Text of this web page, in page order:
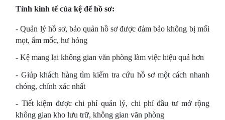
Tính kinh tế của kệ để hồ sơ:
- Quản lý hồ sơ, bảo quản hồ sơ được đảm bảo không bị mối
mọt, ẩm mốc, hư hỏng
- Kệ mang lại không gian văn phòng làm việc hiệu quả hơn
- Giúp khách hàng tìm kiếm tra cứu hồ sơ một cách nhanh
chóng, chính xác nhất
- Tiết kiệm được chi phí quản lý, chi phí đầu tư mở rộng
không gian kho lưu trữ, không gian văn phòng